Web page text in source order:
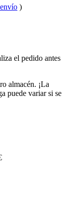
)
el pedido antes
almacén. ¡La
puede variar si se